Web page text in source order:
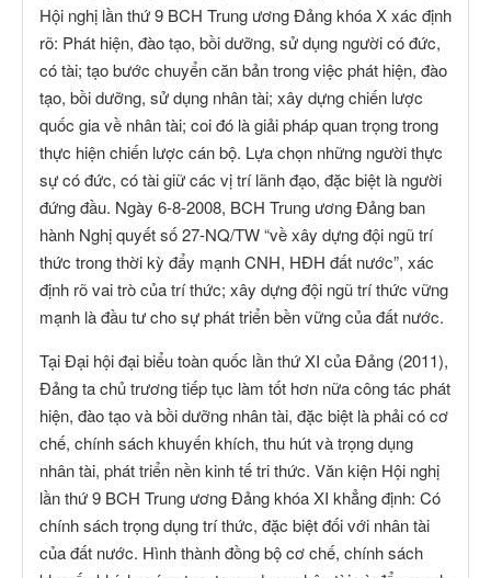
Hội nghị lần thứ 9 BCH Trung ương Đảng khóa X xác định
rõ: Phát hiện, đào tạo, bồi dưỡng, sử dụng người có đức,
có tài; tạo bước chuyển căn bản trong việc phát hiện, đào
tạo, bồi dưỡng, sử dụng nhân tài; xây dựng chiến lược
quốc gia về nhân tài; coi đó là giải pháp quan trọng trong
thực hiện chiến lược cán bộ. Lựa chọn những người thực
sự có đức, có tài giữ các vị trí lãnh đạo, đặc biệt là người
đứng đầu. Ngày 6-8-2008, BCH Trung ương Đảng ban
hành Nghị quyết số 27-NQ/TW “về xây dựng đội ngũ trí
thức trong thời kỳ đẩy mạnh CNH, HĐH đất nước”, xác
định rõ vai trò của trí thức; xây dựng đội ngũ trí thức vững
mạnh là đầu tư cho sự phát triển bền vững của đất nước.
Tại Đại hội đại biểu toàn quốc lần thứ XI của Đảng (2011),
Đảng ta chủ trương tiếp tục làm tốt hơn nữa công tác phát
hiện, đào tạo và bồi dưỡng nhân tài, đặc biệt là phải có cơ
chế, chính sách khuyến khích, thu hút và trọng dụng
nhân tài, phát triển nền kinh tế tri thức. Văn kiện Hội nghị
lần thứ 9 BCH Trung ương Đảng khóa XI khẳng định: Có
chính sách trọng dụng trí thức, đặc biệt đối với nhân tài
của đất nước. Hình thành đồng bộ cơ chế, chính sách